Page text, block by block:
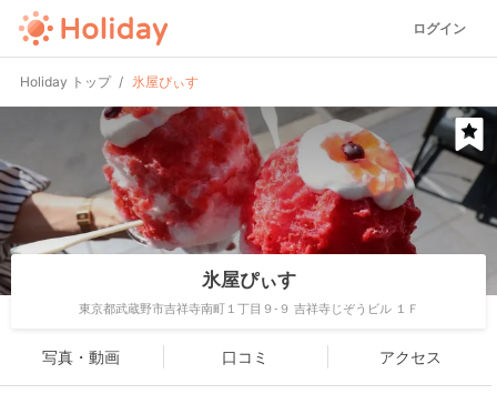
ログイン
Holiday トップ 氷屋ぴぃす
氷屋ぴぃす
東京都武蔵野市吉祥寺南町１丁目９-９ 吉祥寺じぞうビル １Ｆ
写真・動画 口コミ アクセス